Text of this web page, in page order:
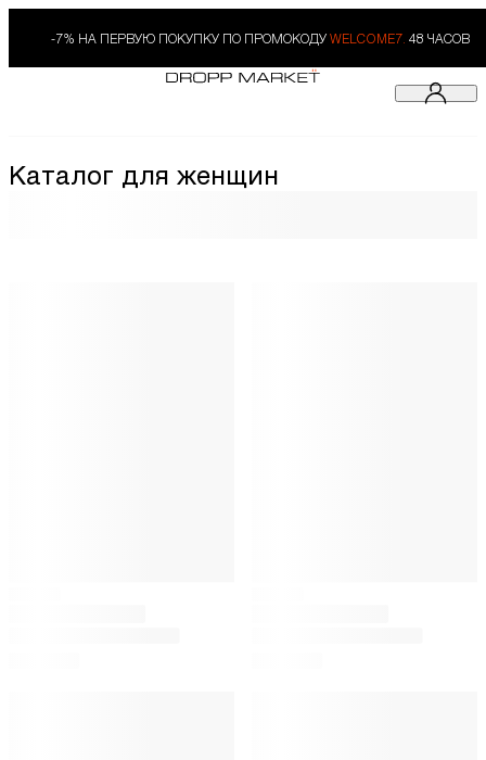
-7% НА ПЕРВУЮ ПОКУПКУ ПО ПРОМОКОДУ WELCOME7. 48 ЧАСОВ
Каталог для женщин